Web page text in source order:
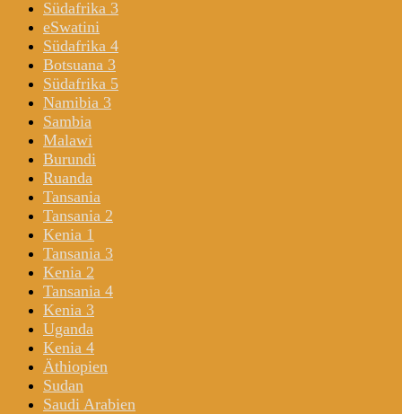
Südafrika 3
eSwatini
Südafrika 4
Botsuana 3
Südafrika 5
Namibia 3
Sambia
Malawi
Burundi
Ruanda
Tansania
Tansania 2
Kenia 1
Tansania 3
Kenia 2
Tansania 4
Kenia 3
Uganda
Kenia 4
Äthiopien
Sudan
Saudi Arabien